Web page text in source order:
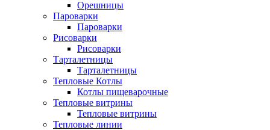
Орешницы
Пароварки
Пароварки
Рисоварки
Рисоварки
Тарталетницы
Тарталетницы
Тепловые Котлы
Котлы пищеварочные
Тепловые витрины
Тепловые витрины
Тепловые линии